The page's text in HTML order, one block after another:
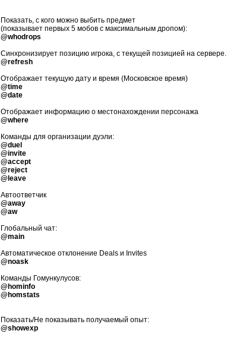
Показать, с кого можно выбить предмет
(показывает первых 5 мобов с максимальным дропом):
@whodrops
Синхронизирует позицию игрока, с текущей позицией на сервере.
@refresh
Отображает текущую дату и время (Московское время)
@time
@date
Отображает информацию о местонахождении персонажа
@where
Команды для организации дуэли:
@duel
@invite
@accept
@reject
@leave
Автоответчик
@away
@aw
Глобальный чат:
@main
Автоматическое отклонение Deals и Invites
@noask
Команды Гомункулусов:
@hominfo
@homstats
Показать/Не показывать получаемый опыт:
@showexp